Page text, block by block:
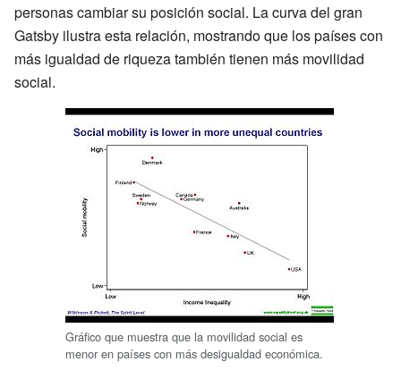
personas cambiar su posición social. La curva del gran
Gatsby ilustra esta relación, mostrando que los países con
más igualdad de riqueza también tienen más movilidad
social.
Gráfico que muestra que la movilidad social es
menor en países con más desigualdad económica.